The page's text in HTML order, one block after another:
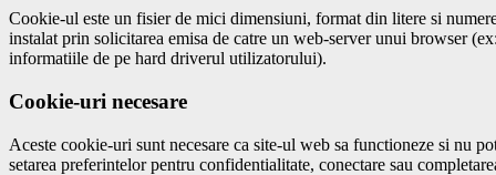
Cookie-ul este un fisier de mici dimensiuni, format din litere si
instalat prin solicitarea emisa de catre un web-server unui browser
informatiile de pe hard driverul utilizatorului).
Cookie-uri necesare
Aceste cookie-uri sunt necesare ca site-ul web sa functioneze si nu
setarea preferintelor pentru confidentialitate, conectare sau